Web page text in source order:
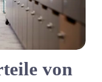
von